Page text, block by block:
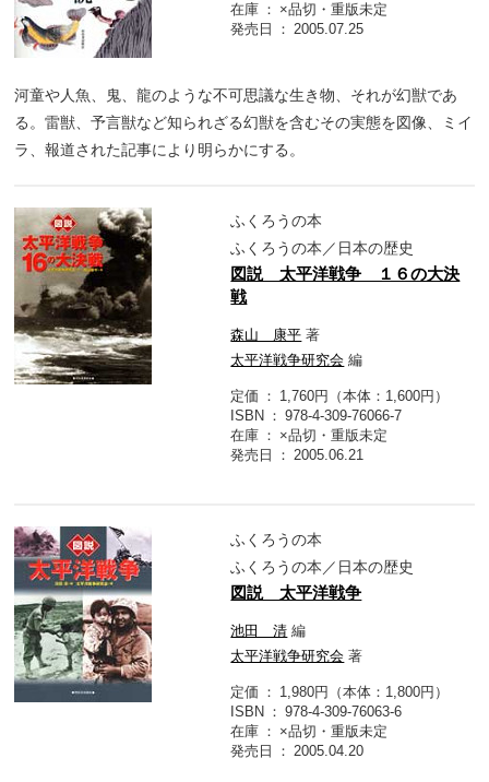
在庫
×品切・重版未定
発売日
2005.07.25
河童や人魚、鬼、龍のような不可思議な生き物、それが幻獣であ
る。雷獣、予言獣など知られざる幻獣を含むその実態を図像、ミイ
ラ、報道された記事により明らかにする。
ふくろうの本
ふくろうの本／日本の歴史
図説 太平洋戦争 １６の大決
戦
森山 康平 著
太平洋戦争研究会 編
定価
1,760円（本体：1,600円）
ISBN
978-4-309-76066-7
在庫
×品切・重版未定
発売日
2005.06.21
ふくろうの本
ふくろうの本／日本の歴史
図説 太平洋戦争
池田 清 編
太平洋戦争研究会 著
定価
1,980円（本体：1,800円）
ISBN
978-4-309-76063-6
在庫
×品切・重版未定
発売日
2005.04.20